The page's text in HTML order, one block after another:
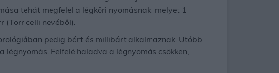
tehát megfelel a légköri nyomásnak, melyet 1
nevéből).
pedig bárt és millibárt alkalmaznak. Utóbbi
Felfelé haladva a légnyomás csökken,